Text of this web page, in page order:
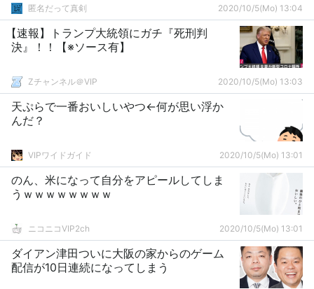
匿名だって真剣 2020/10/5(Mo) 13:04
【速報】トランプ大統領にガチ『死刑判
決』！！【※ソース有】
Zチャンネル＠VIP 2020/10/5(Mo) 13:03
天ぷらで一番おいしいやつ←何が思い浮か
んだ？
VIPワイドガイド 2020/10/5(Mo) 13:01
のん、米になって自分をアピールしてしま
うｗｗｗｗｗｗｗｗ
ニコニコVIP2ch 2020/10/5(Mo) 13:01
ダイアン津田ついに大阪の家からのゲーム
配信が10日連続になってしまう